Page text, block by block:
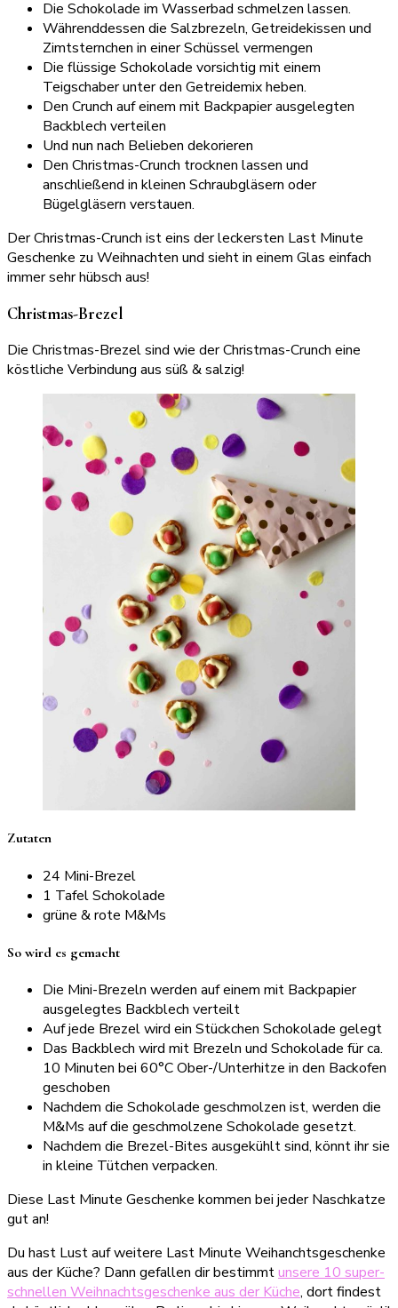
Die Schokolade im Wasserbad schmelzen lassen.
Währenddessen die Salzbrezeln, Getreidekissen und
Zimtsternchen in einer Schüssel vermengen
Die flüssige Schokolade vorsichtig mit einem
Teigschaber unter den Getreidemix heben.
Den Crunch auf einem mit Backpapier ausgelegten
Backblech verteilen
Und nun nach Belieben dekorieren
Den Christmas-Crunch trocknen lassen und
anschließend in kleinen Schraubgläsern oder
Bügelgläsern verstauen.
Der Christmas-Crunch ist eins der leckersten Last Minute
Geschenke zu Weihnachten und sieht in einem Glas einfach
immer sehr hübsch aus!
Christmas-Brezel
Die Christmas-Brezel sind wie der Christmas-Crunch eine
köstliche Verbindung aus süß & salzig!
Zutaten
24 Mini-Brezel
1 Tafel Schokolade
grüne & rote M&Ms
So wird es gemacht
Die Mini-Brezeln werden auf einem mit Backpapier
ausgelegtes Backblech verteilt
Auf jede Brezel wird ein Stückchen Schokolade gelegt
Das Backblech wird mit Brezeln und Schokolade für ca.
10 Minuten bei 60°C Ober-/Unterhitze in den Backofen
geschoben
Nachdem die Schokolade geschmolzen ist, werden die
M&Ms auf die geschmolzene Schokolade gesetzt.
Nachdem die Brezel-Bites ausgekühlt sind, könnt ihr sie
in kleine Tütchen verpacken.
Diese Last Minute Geschenke kommen bei jeder Naschkatze
gut an!
Du hast Lust auf weitere Last Minute Weihanchtsgeschenke
aus der Küche? Dann gefallen dir bestimmtunsere 10 super-
schnellen Weihnachtsgeschenke aus der Küche, dort findest